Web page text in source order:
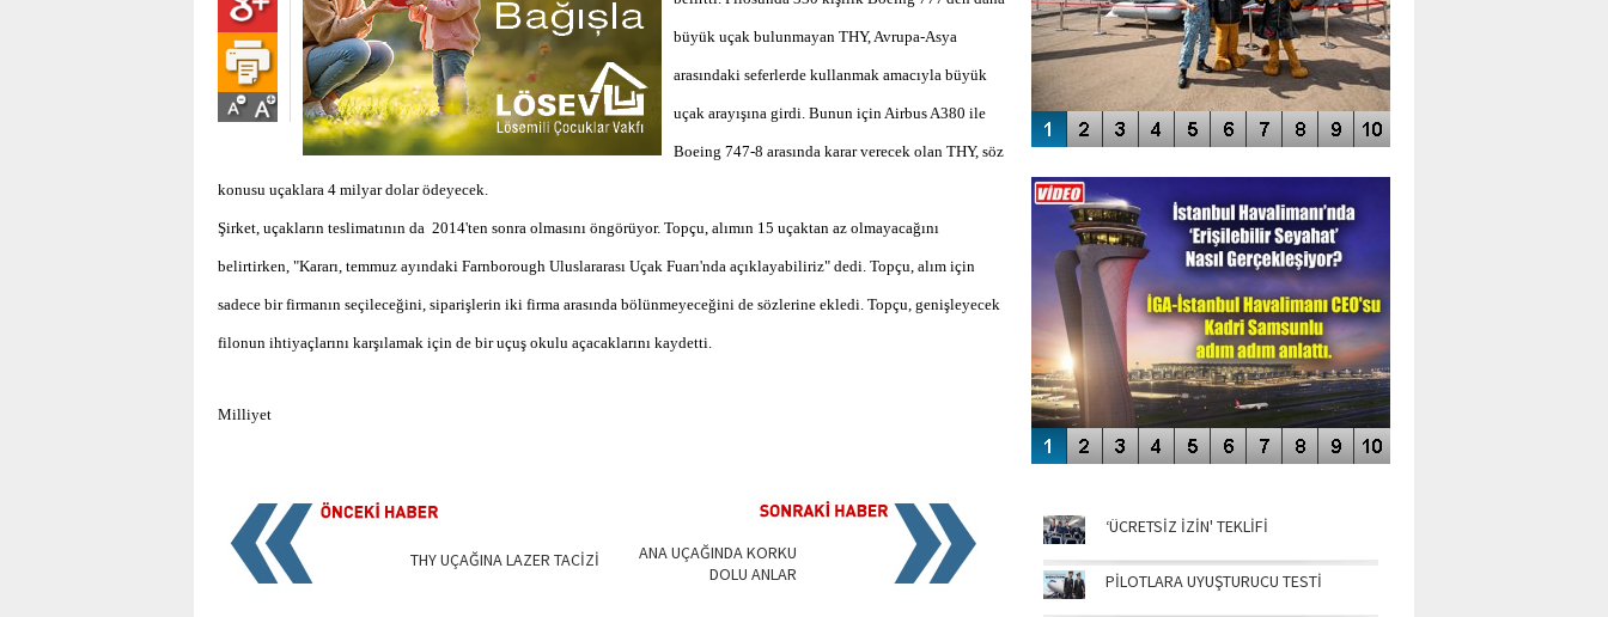
büyük uçak bulunmayan THY, Avrupa-Asya
arasındaki seferlerde kullanmak amacıyla büyük
uçak arayışına girdi. Bunun için Airbus A380 ile
Boeing 747-8 arasında karar verecek olan THY, söz
konusu uçaklara 4 milyar dolar ödeyecek.
Şirket, uçakların teslimatının da 2014'ten sonra olmasını öngörüyor. Topçu, alımın 15 uçaktan az olmayacağını
belirtirken, "Kararı, temmuz ayındaki Farnborough Uluslararası Uçak Fuarı'nda açıklayabiliriz" dedi. Topçu, alım için
sadece bir firmanın seçileceğini, siparişlerin iki firma arasında bölünmeyeceğini de sözlerine ekledi. Topçu, genişleyecek
filonun ihtiyaçlarını karşılamak için de bir uçuş okulu açacaklarını kaydetti.
Milliyet
THY UÇAĞINA LAZER TACİZİ
ANA UÇAĞINDA KORKU
DOLU ANLAR
ENGELLERİN AŞILDIĞI HAVALİMANI
‘ÜCRETSİZ İZİN' TEKLİFİ
PİLOTLARA UYUŞTURUCU TESTİ